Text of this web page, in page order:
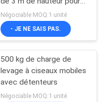
entrepôt
Négociable MOQ:1 unité
- JE NE SAIS PAS.
500 kg de charge de
levage à ciseaux mobiles
avec détenteurs
Négociable MOQ:1 unité